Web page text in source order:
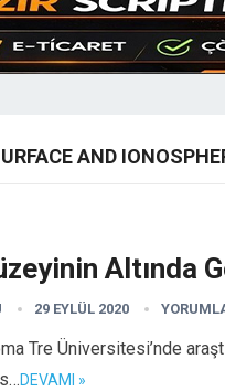
AND
Altında
29 EYLÜL 2020
Tre Üniversitesi’nde
DEVAMI »